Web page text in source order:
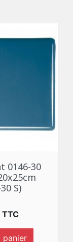
0146-30
S)
panier